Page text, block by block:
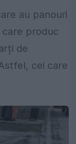
au panouri
produc
de
cei care